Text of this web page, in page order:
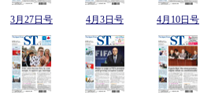
3月27日号 4月3日号 4月10日号